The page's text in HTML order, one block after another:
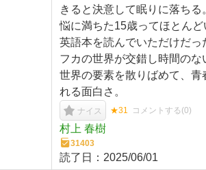
きると決意して眠りに落ち
悩に満ちた15歳ってほとん
英語本を読んでいただけだっ
フカの世界が交錯し時間のな
世界の要素を散りばめて、青
れる面白さ。
ナイス ★31 コメントする(0)
村上 春樹
31403
読了日： 2025/06/01